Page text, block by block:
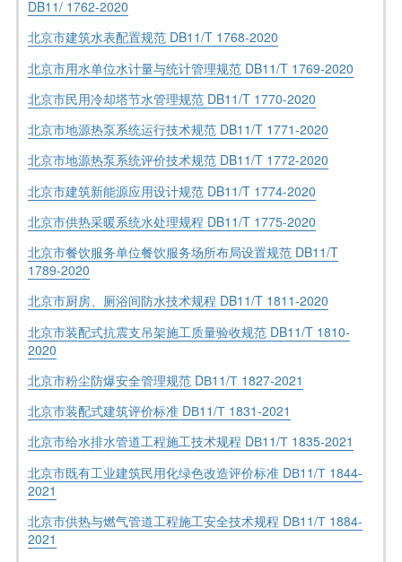
DB11/ 1762-2020
北京市建筑水表配置规范 DB11/T 1768-2020
北京市用水单位水计量与统计管理规范 DB11/T 1769-2020
北京市民用冷却塔节水管理规范 DB11/T 1770-2020
北京市地源热泵系统运行技术规范 DB11/T 1771-2020
北京市地源热泵系统评价技术规范 DB11/T 1772-2020
北京市建筑新能源应用设计规范 DB11/T 1774-2020
北京市供热采暖系统水处理规程 DB11/T 1775-2020
北京市餐饮服务单位餐饮服务场所布局设置规范 DB11/T
1789-2020
北京市厨房、厕浴间防水技术规程 DB11/T 1811-2020
北京市装配式抗震支吊架施工质量验收规范 DB11/T 1810-
2020
北京市粉尘防爆安全管理规范 DВ11/Т 1827-2021
北京市装配式建筑评价标准 DВ11/Т 1831-2021
北京市给水排水管道工程施工技术规程 DВ11/Т 1835-2021
北京市既有工业建筑民用化绿色改造评价标准 DВ11/Т 1844-
2021
北京市供热与燃气管道工程施工安全技术规程 DВ11/Т 1884-
2021